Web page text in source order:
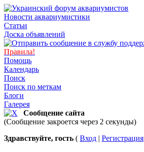
Новости аквариумистики
Статьи
Доска объявлений
Правила!
Помощь
Календарь
Поиск
Поиск по меткам
Блоги
Галерея
Сообщение сайта
(Сообщение закроется через 2 секунды)
Здравствуйте, гость ( Вход | Регистрация